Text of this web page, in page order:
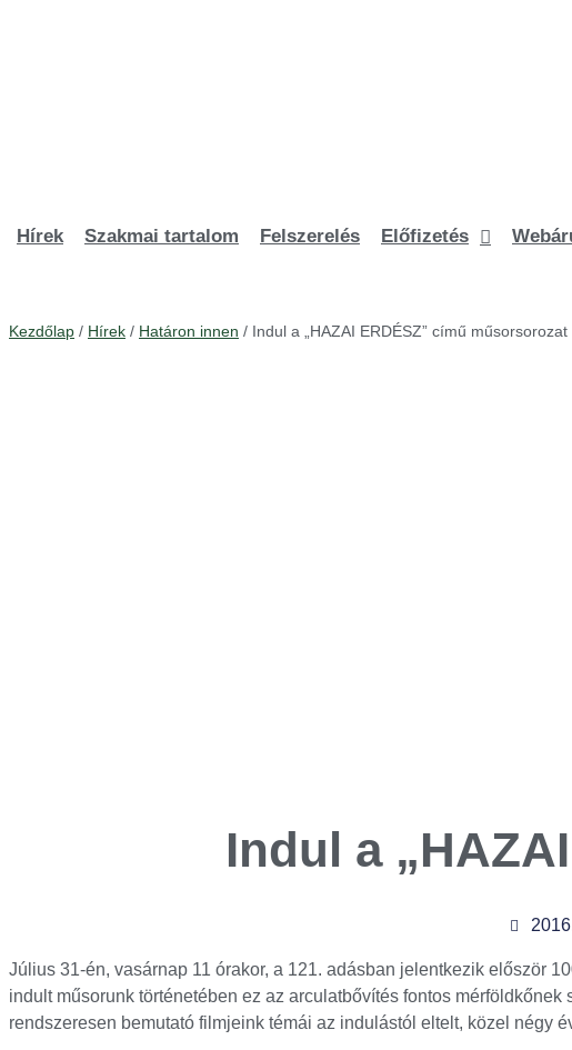
Hírek Szakmai tartalom Felszerelés Előfizetés
Kezdőlap / Hírek / Határon innen / Indul a „HAZAI ERDÉSZ” című műsorsorozat
Indul a
Július 31-én, vasárnap 11 órakor, a 121. adásban jelentkezik először
indult műsorunk történetében ez az arculatbővítés fontos
rendszeresen bemutató filmjeink témái az indulástól eltelt, közel négy